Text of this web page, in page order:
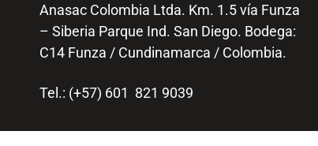
Anasac Colombia Ltda. Km. 1.5 vía Funza
– Siberia Parque Ind. San Diego. Bodega:
C14 Funza / Cundinamarca / Colombia.
Tel.: (+57) 601 821 9039